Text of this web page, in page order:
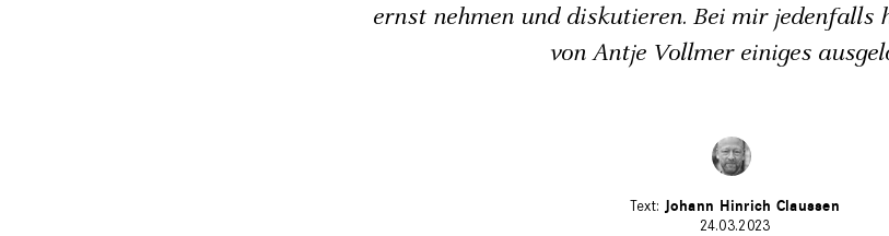
ernst nehmen und diskutieren. Bei mir
von Antje Vollmer einiges
Johann Hinrich Claussen
24.03.2023